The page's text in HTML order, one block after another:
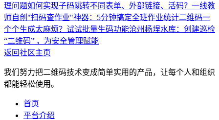
理问题如何实现子码跳转不同表单、外部链接、活码？ 一线教
师自创"扫码查作业"神器：5分钟搞定全班作业统计二维码一
个个生成太麻烦？试试批量生码功能沧州杨埕水库：创建巡检
“二维码” ，为安全管理赋能
返回社区主页
我们努力把二维码技术变成简单实用的产品，让每个人和组织
都能轻松使用。
首页
平台介绍